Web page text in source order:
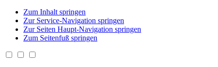
Zum Inhalt springen
Zur Service-Navigation springen
Zur Seiten Haupt-Navigation springen
Zum Seitenfuß springen